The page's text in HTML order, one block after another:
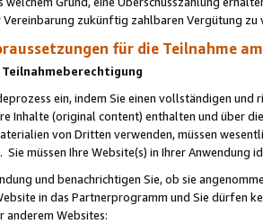
Vereinbarung zukünftig zahlbaren Vergütung zu
für die Teilnahme
Teilnahmeberechtigung
ein, indem Sie einen vollständigen
Inhalte (original content) enthalten und über
von Dritten verwenden, müssen
müssen Ihre Website(s) in Ihrer Anwendung
und benachrichtigen Sie, ob sie
in das Partnerprogramm und Sie dürfen
anderem Websites: